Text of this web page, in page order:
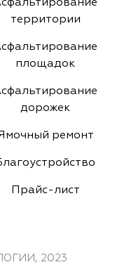
территории
площадок
дорожек
ремонт
Прайс-лист
2023